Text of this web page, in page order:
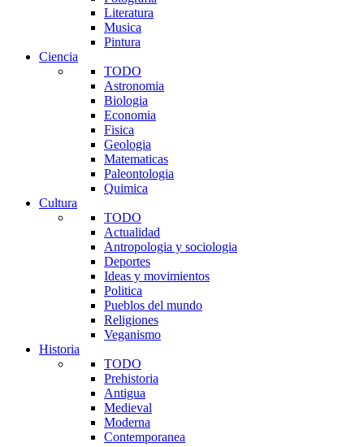
Literatura
Musica
Pintura
Ciencia
TODO
Astronomia
Biologia
Economia
Fisica
Geologia
Matematicas
Paleontologia
Quimica
Cultura
TODO
Actualidad
Antropologia y sociologia
Deportes
Ideas y movimientos
Politica
Pueblos del mundo
Religiones
Veganismo
Historia
TODO
Prehistoria
Antigua
Medieval
Moderna
Contemporanea